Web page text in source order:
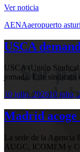
Ver noticia
AENAaeropuerto
USCA
USCA (Unión Sindical
jornada. Este
10 julio, 202610 julio,
Madrid
La sede de la
AUGC, ICOMEM y